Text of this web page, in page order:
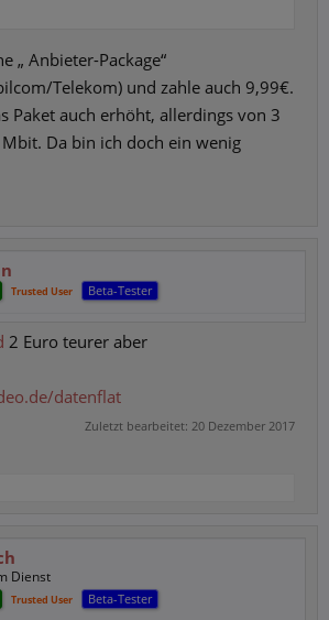
„ Anbieter-Package“
Telekom) und zahle auch 9,99€.
Paket auch erhöht, allerdings von 3
Da bin ich doch ein wenig
Trusted User Beta-Tester
2 Euro teurer aber
datenflat
Zuletzt bearbeitet: 20 Dezember 2017
Dienst
Trusted User Beta-Tester